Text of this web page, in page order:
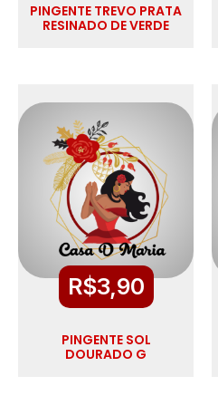
PINGENTE TREVO PRATA
RESINADO DE VERDE
R$3,90
PINGENTE SOL
DOURADO G